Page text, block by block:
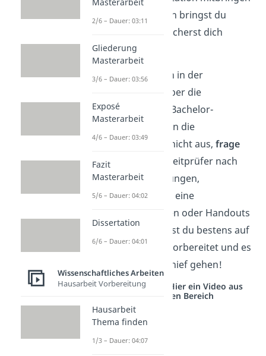
musst. Am besten bringst du
beides mit und sicherst dich
doppelt ab!
Tipp: Informiere dich in der
über die
Anforderungen
der Bachelor-
Verteidigung. Reichen die
Informationen dort nicht aus, frage
deinen Erst- oder Zweitprüfer nach
den Rahmenbedingungen,
beispielsweise ob du eine
Präsentation erstellen oder Handouts
verteilen sollst. So bist du bestens auf
deine Verteidigung vorbereitet und es
kann nichts mehr schief gehen!
Studyflix vernetzt: Hier ein Video aus
einem anderen Bereich
2/6 – Dauer: 03:11
Gliederung
Masterarbeit
3/6 – Dauer: 03:56
Exposé
Masterarbeit
4/6 – Dauer: 03:49
Fazit
Masterarbeit
5/6 – Dauer: 04:02
Dissertation
6/6 – Dauer: 04:01
Wissenschaftliches Arbeiten
Hausarbeit Vorbereitung
Hausarbeit
Thema finden
1/3 – Dauer: 04:07